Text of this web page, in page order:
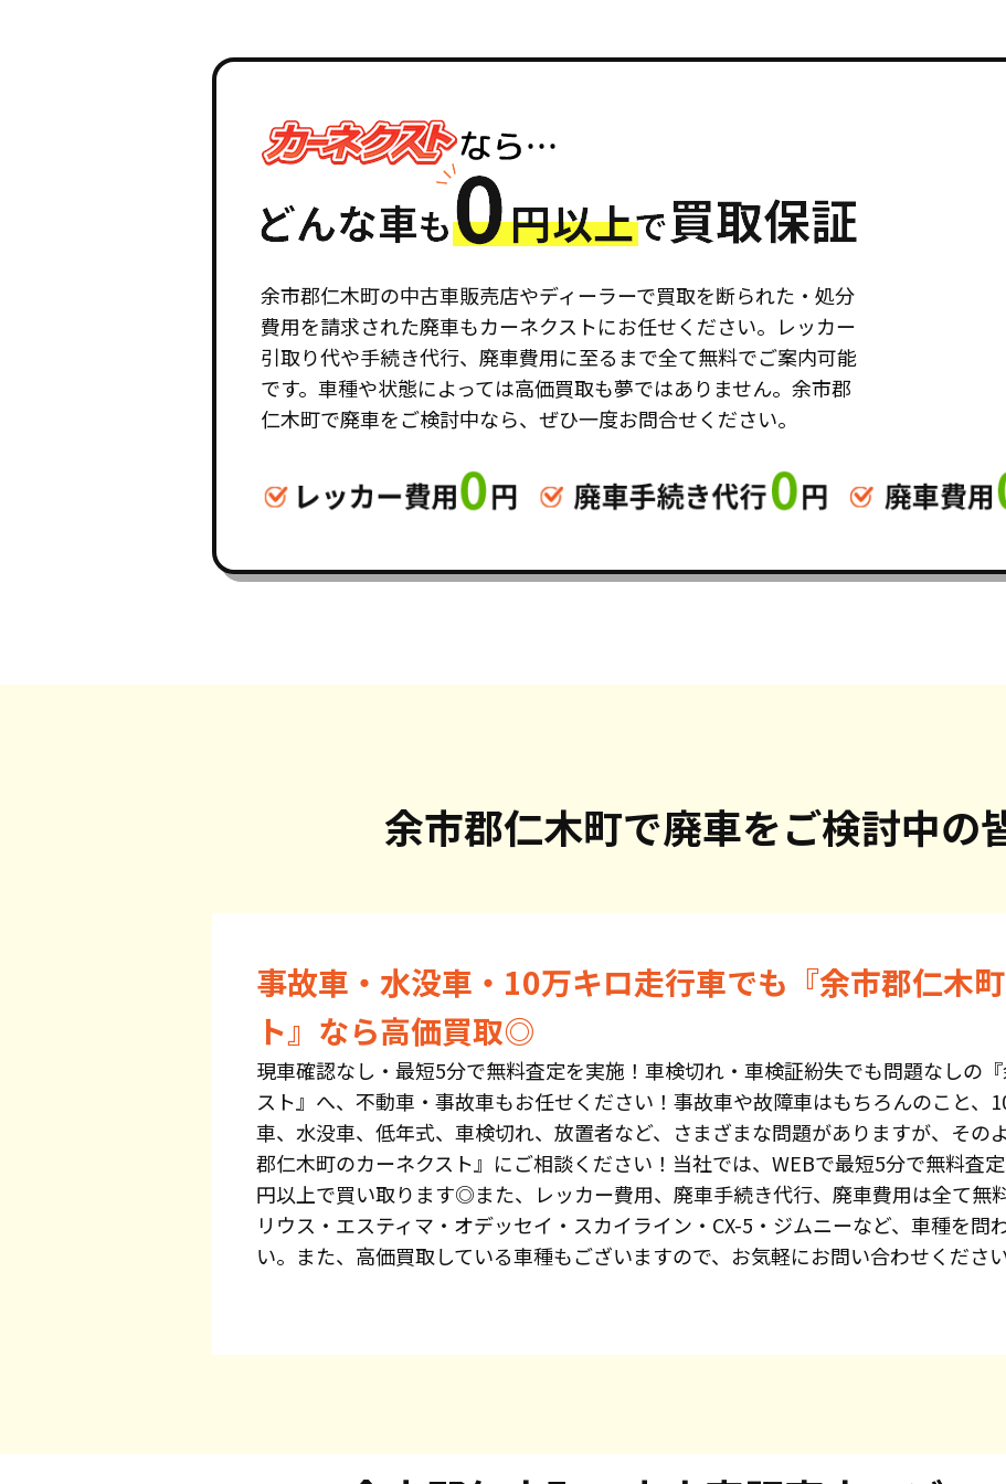
余市郡仁木町の中古車販売店やディーラーで買取を断られた・処分
費用を請求された廃車もカーネクストにお任せください。レッカー
引取り代や手続き代行、廃車費用に至るまで全て無料でご案内可能
です。車種や状態によっては高価買取も夢ではありません。余市郡
仁木町で廃車をご検討中なら、ぜひ一度お問合せください。
余市郡仁木町で廃車をご検討中の
事故車・水没車・10万キロ走行車でも『余市郡仁木
ト』なら高価買取◎
現車確認なし・最短5分で無料査定を実施！車検切れ・車検証紛失でも問題なしの
スト』へ、不動車・事故車もお任せください！事故車や故障車はもちろんのこと、
車、水没車、低年式、車検切れ、放置者など、さまざまな問題がありますが、その
郡仁木町のカーネクスト』にご相談ください！当社では、WEBで最短5分で無料査
円以上で買い取ります◎また、レッカー費用、廃車手続き代行、廃車費用は全て無
リウス・エスティマ・オデッセイ・スカイライン・CX-5・ジムニーなど、車種を問
い。また、高価買取している車種もございますので、お気軽にお問い合わせください